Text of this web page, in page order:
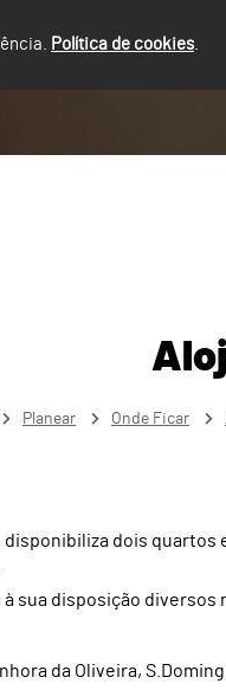
Política de cookies.
Planear Onde Ficar
dois quartos
sua disposição
da Oliveira,